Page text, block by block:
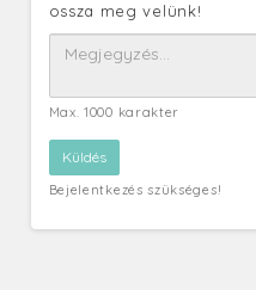
ossza meg velünk!
Max. 1000 karakter
Bejelentkezés szükséges!